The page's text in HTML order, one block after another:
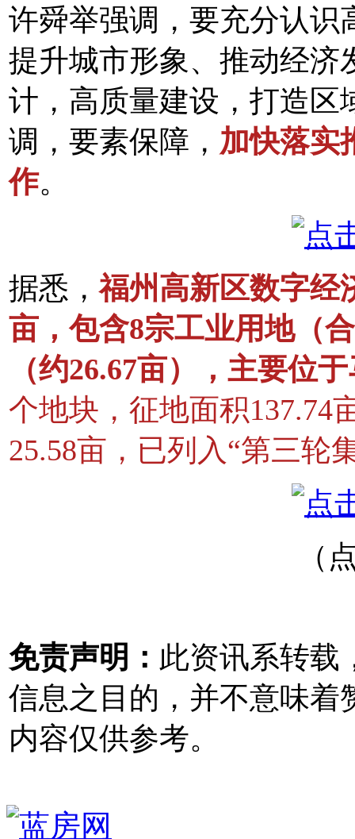
许舜举强调，要充分认识
提升城市形象、推动经济
计，高质量建设，打造区
调，要素保障， 加快落实
作。
据悉，福州高新区数字经
亩，包含8宗工业用地（
（约26.67亩），主要位
个地块，征地面积137.74
25.58亩，已列入“第三轮
（
免责声明： 此资讯系转载
信息之目的，并不意味着
内容仅供参考。